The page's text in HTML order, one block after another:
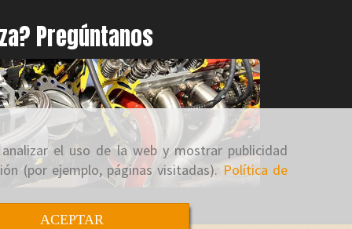
el uso de la web y mostrar publicidad
(por ejemplo, páginas visitadas). Política de
ACEPTAR
Pregúntanos